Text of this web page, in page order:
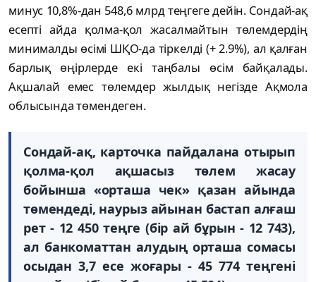
минус 10,8%-дан 548,6 млрд теңгеге дейін. Сондай-ақ
есепті айда қолма-қол жасалмайтын төлемдердің
минималды өсімі ШҚО-да тіркелді (+ 2.9%), ал қалған
барлық өңірлерде екі таңбалы өсім байқалады.
Ақшалай емес төлемдер жылдық негізде Ақмола
облысында төмендеген.
Сондай-ақ, карточка пайдалана отырып
қолма-қол ақшасыз төлем жасау
бойынша «орташа чек» қазан айында
төмендеді, наурыз айынан бастап алғаш
рет - 12 450 теңге (бір ай бұрын - 12 743),
ал банкоматтан алудың орташа сомасы
осыдан 3,7 есе жоғары - 45 774 теңгені